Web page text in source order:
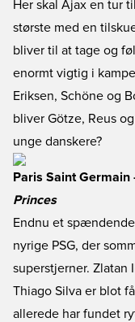
Her skal Ajax en tur
største med en
bliver til at tage og
enormt vigtig i
Eriksen, Schöne og
bliver Götze, Reus
unge danskere?
Paris Saint Germain
Princes
Endnu et
nyrige PSG, der
superstjerner. Zlatan
Thiago Silva er blot
allerede har fundet